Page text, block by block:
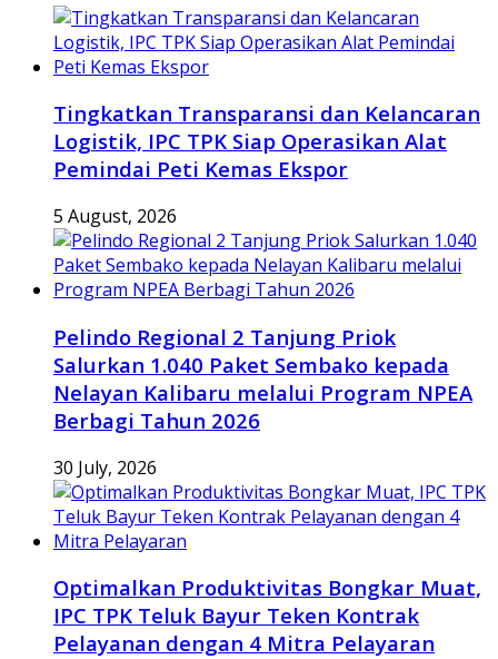
Tingkatkan Transparansi dan Kelancaran
Logistik, IPC TPK Siap Operasikan Alat
Pemindai Peti Kemas Ekspor
5 August, 2026
Pelindo Regional 2 Tanjung Priok
Salurkan 1.040 Paket Sembako kepada
Nelayan Kalibaru melalui Program NPEA
Berbagi Tahun 2026
30 July, 2026
Optimalkan Produktivitas Bongkar Muat,
IPC TPK Teluk Bayur Teken Kontrak
Pelayanan dengan 4 Mitra Pelayaran